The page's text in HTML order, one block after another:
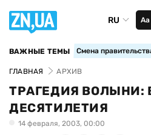
RU Аа
ВАЖНЫЕ ТЕМЫ Смена
ГЛАВНАЯ АРХИВ
ТРАГЕДИЯ ВОЛЫНИ:
ДЕСЯТИЛЕТИЯ
14 февраля, 2003, 00:00